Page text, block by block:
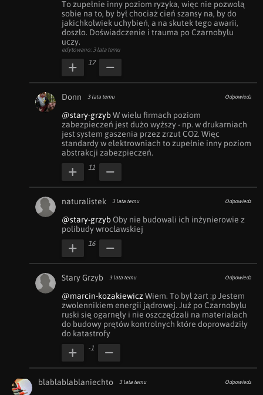
To zupełnie inny poziom ryzyka, więc nie pozwolą
sobie na to, by był chociaż cień szansy na, by do
jakichkolwiek uchybień, a na skutek tego awarii,
doszło. Doświadczenie i trauma po Czarnobylu
uczy.
edytowano: 3 lata temu
17
Donn 3 lata temu Odpowiedz
@stary-grzyb W wielu firmach poziom
zabezpieczeń jest dużo wyższy - np. w drukarniach
jest system gaszenia przez zrzut CO2. Więc
standardy w elektrowniach to zupełnie inny poziom
abstrakcji zabezpieczeń.
11
naturalistek 3 lata temu Odpowiedz
@stary-grzyb Oby nie budowali ich inżynierowie z
polibudy wrocławskiej
16
Stary Grzyb 3 lata temu Odpowiedz
@marcin-kozakiewicz Wiem. To był żart :p Jestem
zwolennikiem energii jądrowej. Już po Czarnobylu
ruski się ogarnęły i nie oszczędzali na materiałach
do budowy prętów kontrolnych które doprowadziły
do katastrofy
-1
blablablablaniechto 3 lata temu Odpowiedz